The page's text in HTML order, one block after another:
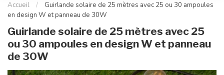
Accueil /
Guirlande solaire de 25 mètres avec 25 ou 30 ampoules
en design W et panneau de 30W
Guirlande solaire de 25 mètres avec 25
ou 30 ampoules en design W et panneau
de 30W